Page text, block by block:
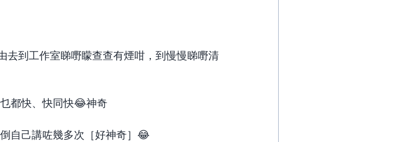
去到工作室睇嘢矇查查有煙咁，到慢慢睇嘢清
都快、快同快😂神奇
自己講咗幾多次［好神奇］😂